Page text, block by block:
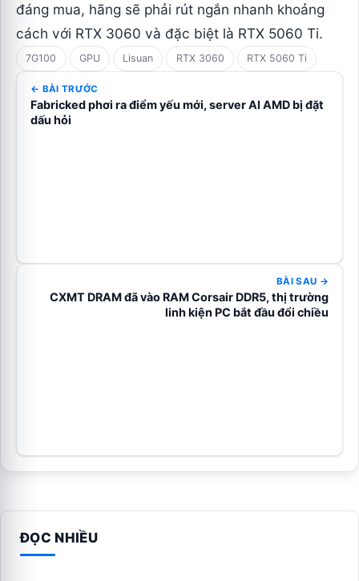
đáng mua, hãng sẽ phải rút ngắn nhanh khoảng
cách với RTX 3060 và đặc biệt là RTX 5060 Ti.
7G100 GPU Lisuan RTX 3060 RTX 5060 Ti
← BÀI TRƯỚC
Fabricked phơi ra điểm yếu mới, server AI AMD bị đặt
dấu hỏi
BÀI SAU →
CXMT DRAM đã vào RAM Corsair DDR5, thị trường
linh kiện PC bắt đầu đổi chiều
ĐỌC NHIỀU